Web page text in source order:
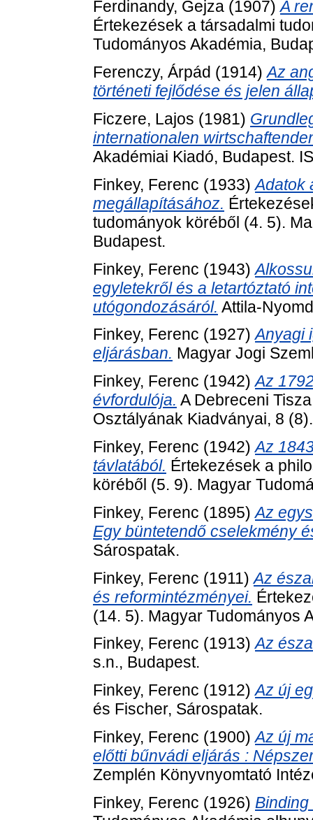
Ferdinandy, Gejza (1907)A
Értekezések a társadalmi
Tudományos Akadémia,
Ferenczy, Árpád (1914)Az
történeti fejlődése és jelen
Ficzere, Lajos (1981)
internationalen
Akadémiai Kiadó, Budapest.
Finkey, Ferenc (1933)Adatok
megállapításához.
tudományok köréből (4. 5).
Budapest.
Finkey, Ferenc (1943)
egyletekről és a letartóztató
utógondozásáról. Attila-
Finkey, Ferenc (1927)Anyagi
eljárásban. Magyar Jogi
Finkey, Ferenc (1942)Az
évfordulója. A Debreceni
Osztályának Kiadványai, 8
Finkey, Ferenc (1942)Az
távlatából. Értekezések a
köréből (5. 9). Magyar
Finkey, Ferenc (1895)Az
Egy büntetendő cselekmény
Sárospatak.
Finkey, Ferenc (1911)Az
és reformintézményei.
(14. 5). Magyar Tudományos
Finkey, Ferenc (1913)Az
s.n., Budapest.
Finkey, Ferenc (1912)Az új
és Fischer, Sárospatak.
Finkey, Ferenc (1900)Az új
előtti bűnvádi eljárás :
Zemplén Könyvnyomtató
Finkey, Ferenc (1926)